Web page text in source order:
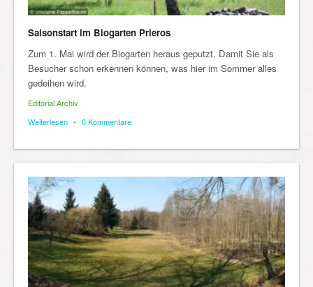
Saisonstart im Biogarten Prieros
Zum 1. Mai wird der Biogarten heraus geputzt. Damit Sie als
Besucher schon erkennen können, was hier im Sommer alles
gedeihen wird.
Editorial Archiv
Weiterlesen • 0 Kommentare